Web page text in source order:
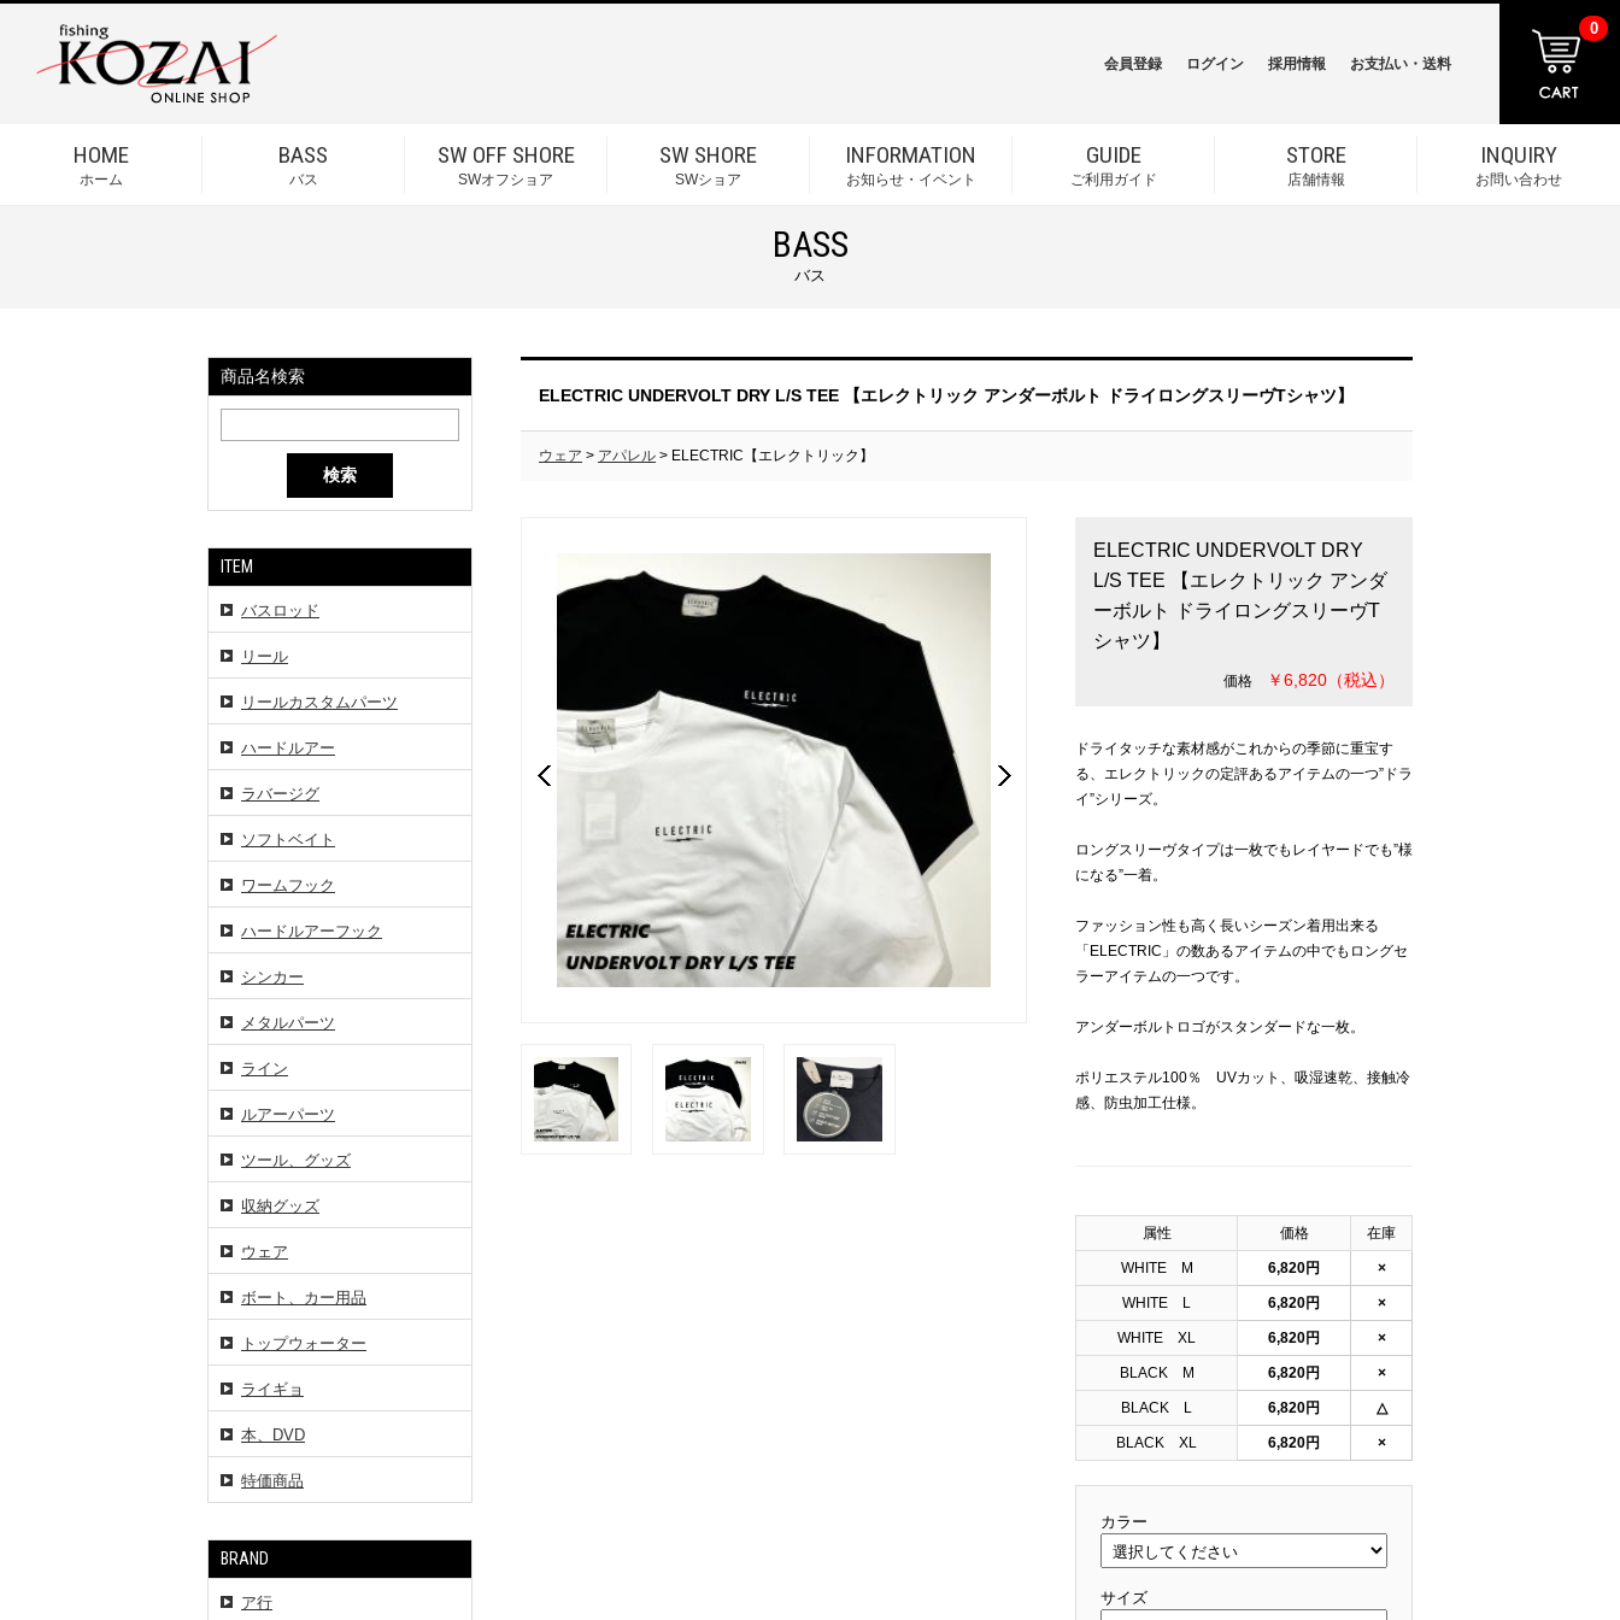
HOME
ホーム
BASS
バス
SW OFF SHORE
SWオフショア
SW SHORE
SWショア
INFORMATION
お知らせ・イベント
GUIDE
ご利用ガイド
STORE
店舗情報
INQUIRY
お問い合わせ
会員登録 ログイン 採用情報 お支払い・送料
0
BASS
バス
商品名検索
検索
ITEM
バスロッド
リール
リールカスタムパーツ
ハードルアー
ラバージグ
ソフトベイト
ワームフック
ハードルアーフック
シンカー
メタルパーツ
ライン
ルアーパーツ
ツール、グッズ
収納グッズ
ウェア
ボート、カー用品
トップウォーター
ライギョ
本、DVD
特価商品
BRAND
ア行
ELECTRIC UNDERVOLT DRY L/S TEE 【エレクトリック アンダーボルト ドライロングスリーヴTシャツ】
ウェア > アパレル > ELECTRIC【エレクトリック】
ELECTRIC UNDERVOLT DRY
L/S TEE 【エレクトリック アンダ
ーボルト ドライロングスリーヴT
シャツ】
価格 ￥6,820（税込）
ドライタッチな素材感がこれからの季節に重宝す
る、エレクトリックの定評あるアイテムの一つ”ドラ
イ”シリーズ。
ロングスリーヴタイプは一枚でもレイヤードでも”様
になる”一着。
ファッション性も高く長いシーズン着用出来る
「ELECTRIC」の数あるアイテムの中でもロングセ
ラーアイテムの一つです。
アンダーボルトロゴがスタンダードな一枚。
ポリエステル100％ UVカット、吸湿速乾、接触冷
感、防虫加工仕様。
属性 価格 在庫
WHITE M 6,820円 ×
WHITE L 6,820円 ×
WHITE XL 6,820円 ×
BLACK M 6,820円 ×
BLACK L 6,820円 △
BLACK XL 6,820円 ×
カラー
サイズ